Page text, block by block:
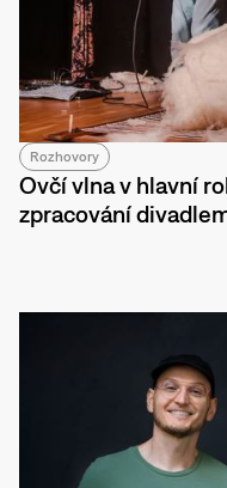
Rozhovory
Ovčí vlna v hlavní
zpracování